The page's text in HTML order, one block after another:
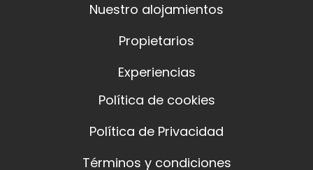
Nuestro alojamientos
Propietarios
Experiencias
Política de cookies
Política de Privacidad
Términos y condiciones